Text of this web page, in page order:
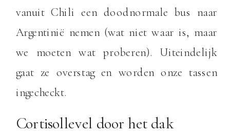
vanuit Chili een doodnormale bus naar
Argentinië nemen (wat niet waar is, maar
we moeten wat proberen). Uiteindelijk
gaat ze overstag en worden onze tassen
ingecheckt.
Cortisollevel door het dak